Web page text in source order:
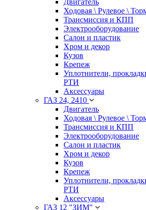
Ходовая \ Рулевое \
Трансмиссия и КПП
Электрооборудование
Салон и пластик
Хром и декор
Кузов
Крепеж
Уплотнители,
РТИ
Аксессуары
ГАЗ 24, 2410
Двигатель
Ходовая \ Рулевое \
Трансмиссия и КПП
Электрооборудование
Салон и пластик
Хром и декор
Кузов
Крепеж
Уплотнители,
РТИ
Аксессуары
ГАЗ 12 "ЗИМ"